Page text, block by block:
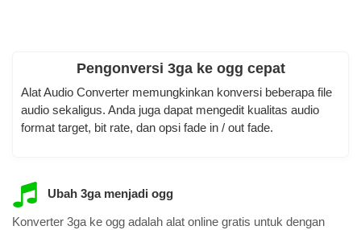
Pengonversi 3ga ke ogg cepat
Alat Audio Converter memungkinkan konversi beberapa file
audio sekaligus. Anda juga dapat mengedit kualitas audio
format target, bit rate, dan opsi fade in / out fade.
Ubah 3ga menjadi ogg
Konverter 3ga ke ogg adalah alat online gratis untuk dengan